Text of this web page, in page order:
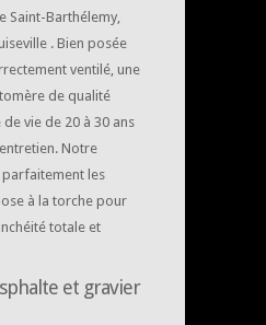
Saint-Barthélemy,
. Bien posée
ventilé, une
de qualité
vie de 20 à 30 ans
Notre
les
à la torche pour
totale et
et gravier